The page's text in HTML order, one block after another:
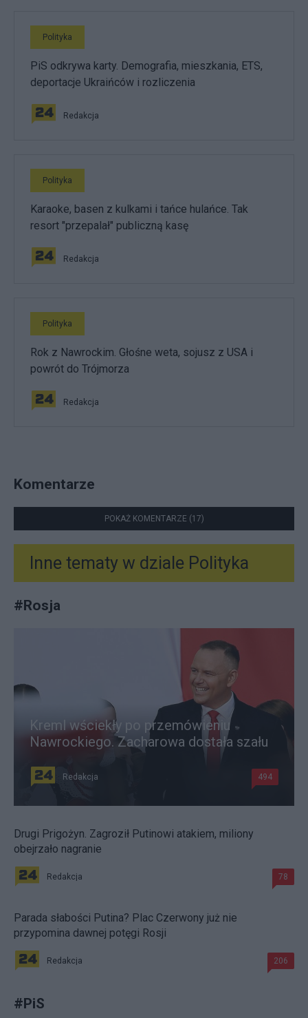
Polityka
PiS odkrywa karty. Demografia, mieszkania, ETS,
deportacje Ukraińców i rozliczenia
Redakcja
Polityka
Karaoke, basen z kulkami i tańce hulańce. Tak
resort "przepalał" publiczną kasę
Redakcja
Polityka
Rok z Nawrockim. Głośne weta, sojusz z USA i
powrót do Trójmorza
Redakcja
Komentarze
POKAŻ KOMENTARZE (17)
Inne tematy w dziale Polityka
#Rosja
Kreml wściekły po przemówieniu
Nawrockiego. Zacharowa dostała szału
Redakcja 494
Drugi Prigożyn. Zagroził Putinowi atakiem, miliony
obejrzało nagranie
Redakcja 78
Parada słabości Putina? Plac Czerwony już nie
przypomina dawnej potęgi Rosji
Redakcja 206
#PiS